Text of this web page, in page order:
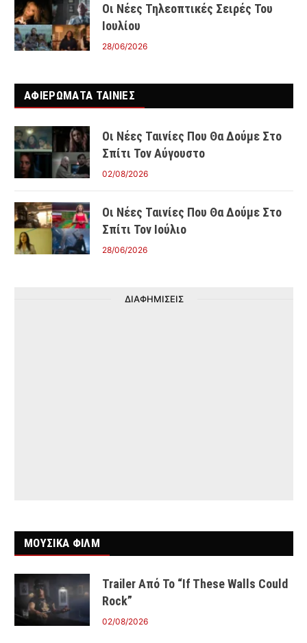
Οι Νέες Τηλεοπτικές Σειρές Του
Ιουλίου
28/06/2026
ΑΦΙΕΡΩΜΑΤΑ ΤΑΙΝΊΕΣ
Οι Νέες Ταινίες Που Θα Δούμε Στο
Σπίτι Τον Αύγουστο
02/08/2026
Οι Νέες Ταινίες Που Θα Δούμε Στο
Σπίτι Τον Ιούλιο
28/06/2026
ΔΙΑΦΗΜΙΣΕΙΣ
ΜΟΥΣΙΚΑ ΦΙΛΜ
Trailer Από Το “If These Walls Could
Rock”
02/08/2026